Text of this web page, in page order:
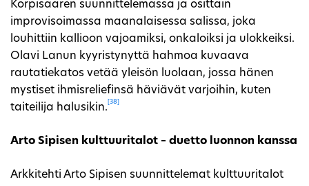
Korpisaaren suunnittelemassa ja osittain
improvisoimassa maanalaisessa salissa, joka
louhittiin kallioon vajoamiksi, onkaloiksi ja ulokkeiksi.
Olavi Lanun kyyristynyttä hahmoa kuvaava
rautatiekatos vetää yleisön luolaan, jossa hänen
mystiset ihmisreliefinsä häviävät varjoihin, kuten
taiteilija halusikin.
[38]
Arto Sipisen kulttuuritalot – duetto luonnon kanssa
Arkkitehti Arto Sipisen suunnittelemat kulttuuritalot